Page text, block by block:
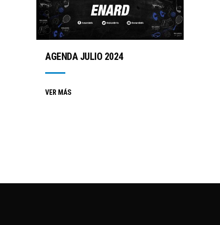
AGENDA JULIO 2024
VER MÁS